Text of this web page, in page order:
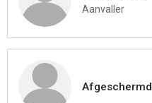
Aanvaller
Afgeschermd